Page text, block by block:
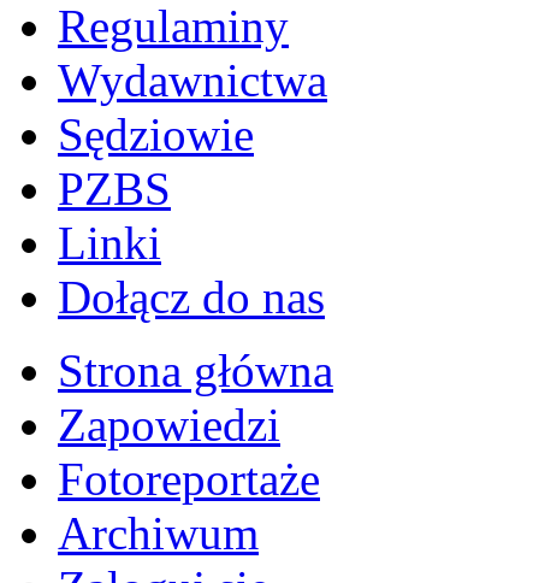
Regulaminy
Wydawnictwa
Sędziowie
PZBS
Linki
Dołącz do nas
Strona główna
Zapowiedzi
Fotoreportaże
Archiwum